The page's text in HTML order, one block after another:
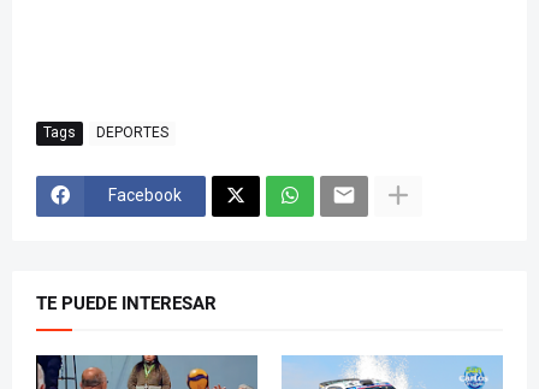
Tags DEPORTES
Facebook
TE PUEDE INTERESAR